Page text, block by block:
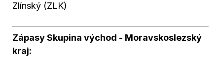
Zlínský (ZLK)
Zápasy Skupina východ - Moravskoslezský
kraj: